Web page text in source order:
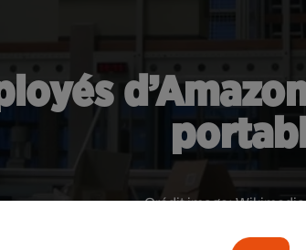
Crédit image: